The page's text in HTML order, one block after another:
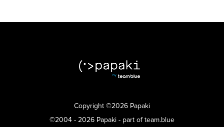
Copyright ©2026 Papaki
©2004 - 2026 Papaki - part of team.blue